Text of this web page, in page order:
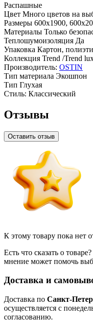
Распашные
Цвет Много цветов на
Размеры 600x1900,
Материалы Только
Теплошумоизоляция Да
Упаковка Картон,
Коллекция Trend /Trend
Производитель: OSTIN
Тип материала Экошпон
Тип Глухая
Стиль: Классический
Отзывы
Оставить отзыв
К этому товару пока нет
Есть что сказать о
мнение может помочь
Доставка и
Доставка по Санкт-
осуществляется с
согласованию.